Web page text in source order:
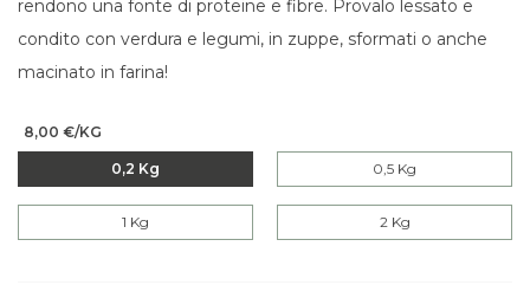
rendono una fonte di proteine e fibre. Provalo lessato e
condito con verdura e legumi, in zuppe, sformati o anche
macinato in farina!
8,00 €/KG
0,2 Kg 0,5 Kg
1 Kg 2 Kg